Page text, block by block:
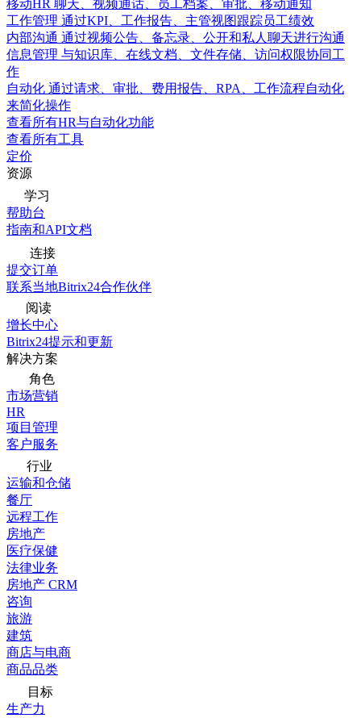
移动HR 聊天、视频通话、员工档案、审批、移动通知
工作管理 通过KPI、工作报告、主管视图跟踪员工绩效
内部沟通 通过视频公告、备忘录、公开和私人聊天进行沟通
信息管理 与知识库、在线文档、文件存储、访问权限协同工
作
自动化 通过请求、审批、费用报告、RPA、工作流程自动化
来简化操作
查看所有HR与自动化功能
查看所有工具
定价
资源
学习
帮助台
指南和API文档
连接
提交订单
联系当地Bitrix24合作伙伴
阅读
增长中心
Bitrix24提示和更新
解决方案
角色
市场营销
HR
项目管理
客户服务
行业
运输和仓储
餐厅
远程工作
房地产
医疗保健
法律业务
房地产 CRM
咨询
旅游
建筑
商店与电商
商品品类
目标
生产力